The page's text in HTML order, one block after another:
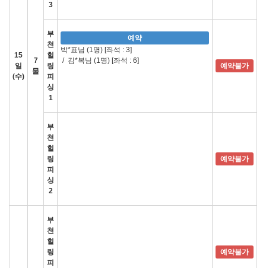
15
일
(수)
7
물
3
부
천
힐
링
피
싱
1
예약
박*표님 (1명) [좌석 : 3]
/ 김*복님 (1명) [좌석 : 6]
예약불가
부
천
힐
링
피
싱
2
예약불가
부
천
힐
링
피
예약불가